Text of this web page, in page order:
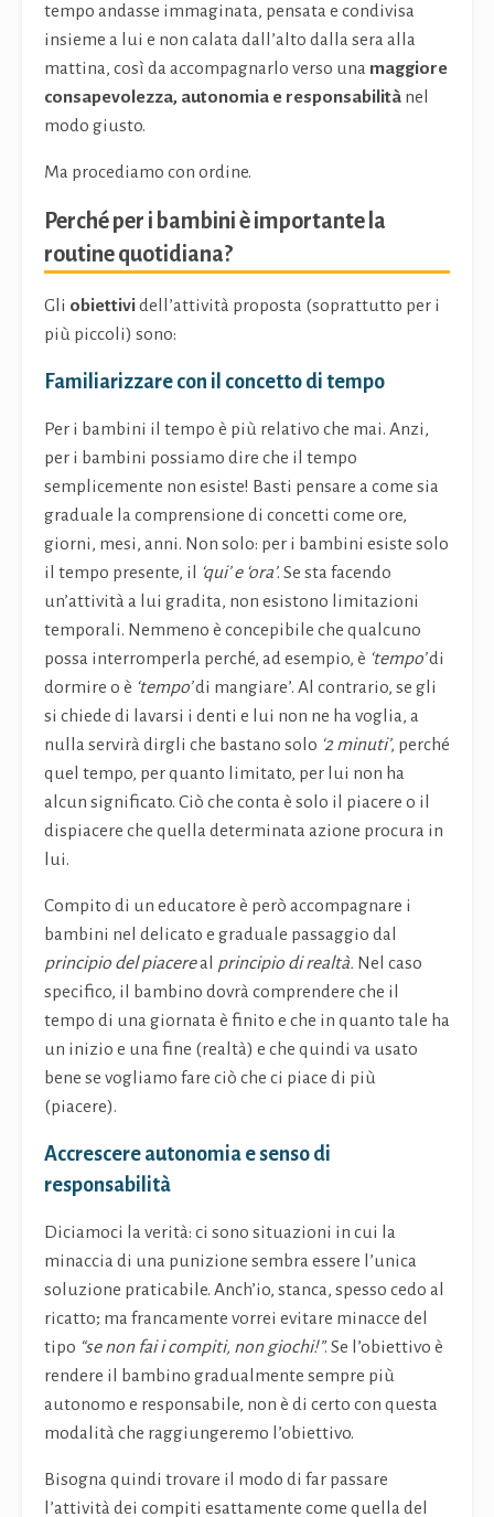
tempo andasse immaginata, pensata e condivisa
insieme a lui e non calata dall’alto dalla sera alla
mattina, così da accompagnarlo verso una maggiore
consapevolezza, autonomia e responsabilità nel
modo giusto.
Ma procediamo con ordine.
Perché per i bambini è importante la
routine quotidiana?
Gli obiettividell’attività proposta (soprattutto per i
più piccoli) sono:
Familiarizzare con il concetto di tempo
Per i bambini il tempo è più relativo che mai. Anzi,
per i bambini possiamo dire che il tempo
semplicemente non esiste! Basti pensare a come sia
graduale la comprensione di concetti come ore,
giorni, mesi, anni. Non solo: per i bambini esiste solo
il tempo presente, il
‘qui’ e ‘ora’. Se sta facendo
un’attività a lui gradita, non esistono limitazioni
temporali. Nemmeno è concepibile che qualcuno
possa interromperla perché, ad esempio, è ‘tempo’di
dormire o è ‘tempo’di mangiare’. Al contrario, se gli
si chiede di lavarsi i denti e lui non ne ha voglia, a
nulla servirà dirgli che bastano solo ‘2 minuti’, perché
quel tempo, per quanto limitato, per lui non ha
alcun significato. Ciò che conta è solo il piacere o il
dispiacere che quella determinata azione procura in
lui.
Compito di un educatore è però accompagnare i
bambini nel delicato e graduale passaggio dal
principio del piacereal principio di realtà. Nel caso
specifico, il bambino dovrà comprendere che il
tempo di una giornata è finito e che in quanto tale ha
un inizio e una fine (realtà) e che quindi va usato
bene se vogliamo fare ciò che ci piace di più
(piacere).
Accrescere autonomia e senso di
responsabilità
Diciamoci la verità: ci sono situazioni in cui la
minaccia di una punizione sembra essere l’unica
soluzione praticabile. Anch’io, stanca, spesso cedo al
ricatto; ma francamente vorrei evitare minacce del
tipo “se non fai i compiti, non giochi!”.Se l’obiettivo è
rendere il bambino gradualmente sempre più
autonomo e responsabile, non è di certo con questa
modalità che raggiungeremo l’obiettivo.
Bisogna quindi trovare il modo di far passare
l’attività dei compiti esattamente come quella del